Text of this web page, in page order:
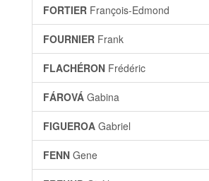
FORTIER François-Edmond
FOURNIER Frank
FLACHÉRON Frédéric
FÁROVÁ Gabina
FIGUEROA Gabriel
FENN Gene